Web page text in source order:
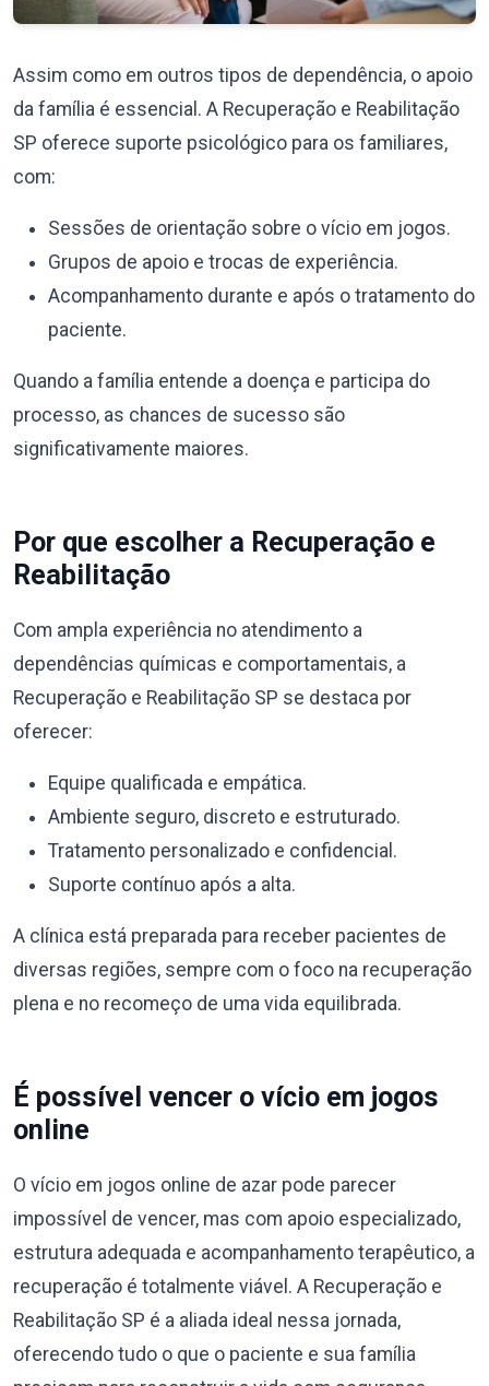
Assim como em outros tipos de dependência, o apoio
da família é essencial. A Recuperação e Reabilitação
SP oferece suporte psicológico para os familiares,
com:
Sessões de orientação sobre o vício em jogos.
Grupos de apoio e trocas de experiência.
Acompanhamento durante e após o tratamento do
paciente.
Quando a família entende a doença e participa do
processo, as chances de sucesso são
significativamente maiores.
Por que escolher a Recuperação e
Reabilitação
Com ampla experiência no atendimento a
dependências químicas e comportamentais, a
Recuperação e Reabilitação SP se destaca por
oferecer:
Equipe qualificada e empática.
Ambiente seguro, discreto e estruturado.
Tratamento personalizado e confidencial.
Suporte contínuo após a alta.
A clínica está preparada para receber pacientes de
diversas regiões, sempre com o foco na recuperação
plena e no recomeço de uma vida equilibrada.
É possível vencer o vício em jogos
online
O vício em jogos online de azar pode parecer
impossível de vencer, mas com apoio especializado,
estrutura adequada e acompanhamento terapêutico, a
recuperação é totalmente viável. A Recuperação e
Reabilitação SP é a aliada ideal nessa jornada,
oferecendo tudo o que o paciente e sua família